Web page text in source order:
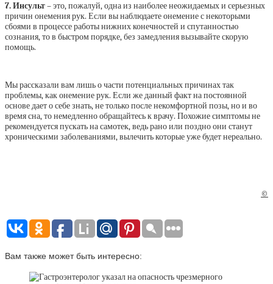
7. Инсульт– это, пожалуй, одна из наиболее неожидаемых и серьезных
причин онемения рук. Если вы наблюдаете онемение с некоторыми
сбоями в процессе работы нижних конечностей и спутанностью
сознания, то в быстром порядке, без замедления вызывайте скорую
помощь.
Мы рассказали вам лишь о части потенциальных причинах так
проблемы, как онемение рук. Если же данный факт на постоянной
основе дает о себе знать, не только после некомфортной позы, но и во
время сна, то немедленно обращайтесь к врачу. Похожие симптомы не
рекомендуется пускать на самотек, ведь рано или поздно они станут
хроническими заболеваниями, вылечить которые уже будет нереально.
©
Вам также может быть интересно: